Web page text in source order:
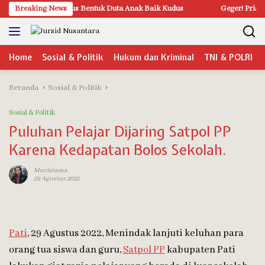
Langsung
ke
konten
Breaking News
Pemkab Kudus Bentuk Duta Anak Baik Kudus Geger! Pria
Home Sosial & Politik Hukum dan Kriminal TNI & POLRI
Beranda Sosial & Politik
Sosial & Politik
Puluhan Pelajar Dijaring Satpol PP
Karena Kedapatan Bolos Sekolah.
Muriatama
29 Agustus 2022
Pati, 29 Agustus 2022, Menindak lanjuti keluhan para
orang tua siswa dan guru,Satpol PPkabupaten Pati